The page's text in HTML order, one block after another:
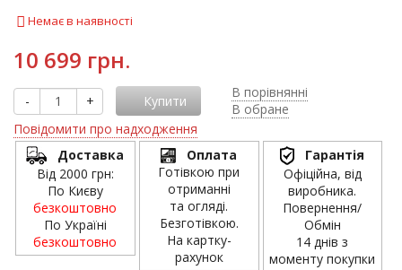
Немає в наявності
10 699 грн.
- +
Купити
Повідомити про надходження
В порівнянні
В обране
Доставка
Від 2000 грн:
По Києву
безкоштовно
По Україні
безкоштовно
Оплата
Готівкою при
отриманні
та огляді.
Безготівкою.
На картку-
рахунок
Гарантія
Офіційна, від
виробника.
Повернення/
Обмін
14 днів з
моменту покупки